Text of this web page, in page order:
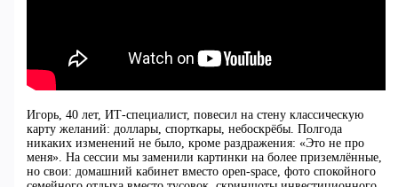
Игорь, 40 лет, ИТ-специалист, повесил на стену классическую
карту желаний: доллары, спорткары, небоскрёбы. Полгода
никаких изменений не было, кроме раздражения: «Это не про
меня». На сессии мы заменили картинки на более приземлённые,
но свои: домашний кабинет вместо open-space, фото спокойного